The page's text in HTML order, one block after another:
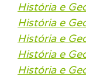
História e
História e
História e
História e
História e